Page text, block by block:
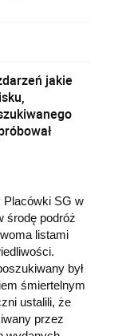
jakie
Placówki SG w
środę podróż
listami
był
śmiertelnym
ustalili, że
przez